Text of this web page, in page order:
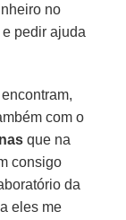
no
pedir ajuda
encontram,
com o
que na
consigo
da
eles me